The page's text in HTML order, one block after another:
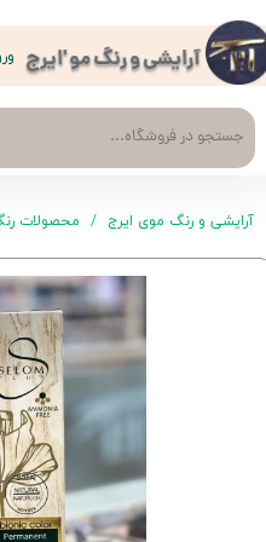
آرایشی و رنگ مو 'ایرج
حساب کاربری من
تغییر گذر واژه
سفارشات
خروج از حساب کاربری
آرایشی و رنگ موی ایرج محصولات